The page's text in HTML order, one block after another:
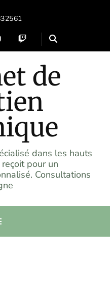
de
dans les hauts
pour un
Consultations